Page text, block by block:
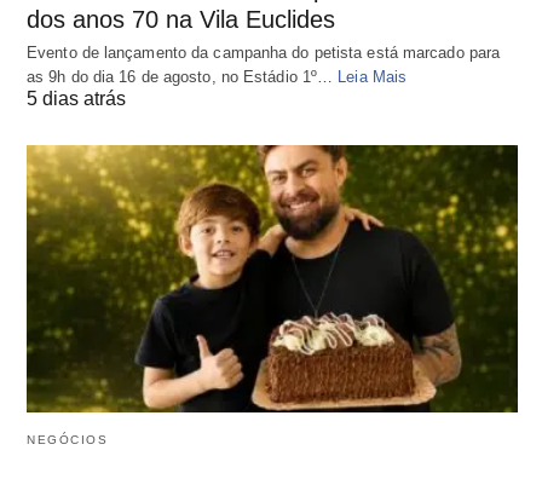
dos anos 70 na Vila Euclides
Evento de lançamento da campanha do petista está marcado para
as 9h do dia 16 de agosto, no Estádio 1º… Leia Mais
5 dias atrás
NEGÓCIOS